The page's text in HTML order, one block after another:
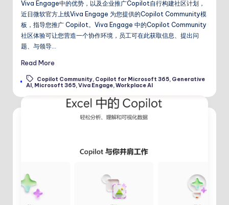
Viva Engage中的优势，以及企业推广Copilot自行构建社区计划，
近日微软官方上线Viva Engage 为您提供的Copilot Community模
板，指导您推广 Copilot。Viva Engage 中的Copilot Community
社区体验可让您营造一个协作环境，员工可在此获取信息、提出问
题、与领导…
Read More
Tags: Copilot Community, Copilot for Microsoft 365, Generative
AI, Microsoft 365,Viva Engage,Workplace AI